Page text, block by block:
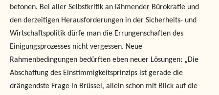
betonen. Bei aller Selbstkritik an lähmender Bürokratie und
den derzeitigen Herausforderungen in der Sicherheits- und
Wirtschaftspolitik dürfe man die Errungenschaften des
Einigungsprozesses nicht vergessen. Neue
Rahmenbedingungen bedürften eben neuer Lösungen: „Die
Abschaﬀung des Einstimmigkeitsprinzips ist gerade die
drängendste Frage in Brüssel, allein schon mit Blick auf die